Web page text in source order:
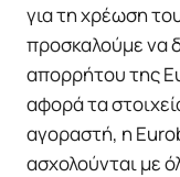
για τη χρέωση
προσκαλούμε να
απορρήτου της
αφορά τα
αγοραστή, η
ασχολούνται με